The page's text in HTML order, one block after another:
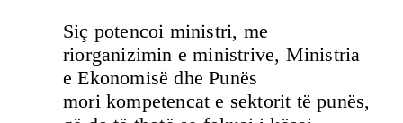
Siç potencoi ministri, me
riorganizimin e ministrive, Ministria
e Ekonomisë dhe Punës
mori kompetencat e sektorit të punës,